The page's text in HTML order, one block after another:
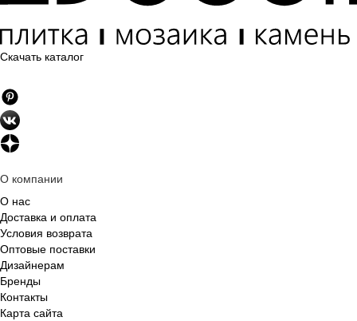
Скачать каталог
О компании
О нас
Доставка и оплата
Условия возврата
Оптовые поставки
Дизайнерам
Бренды
Контакты
Карта сайта